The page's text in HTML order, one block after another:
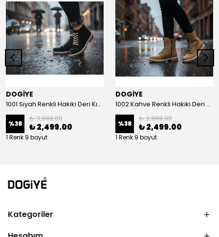
DOGİYE
1001 Siyah Renkli Hakiki Deri Kışlık Bot
%38
₺ 3,999.00
₺ 2,499.00
1 Renk 9 boyut
DOGİYE
1002 Kahve Renkli Hakiki Deri Kışlık Bot
%38
₺ 3,999.00
₺ 2,499.00
1 Renk 9 boyut
Kategoriler